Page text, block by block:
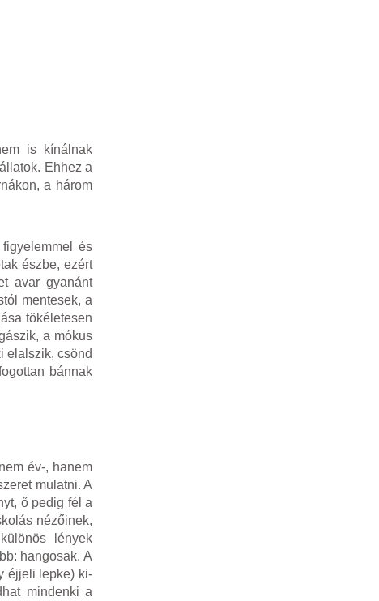
is kínálnak
Ehhez a
a három
és
észbe, ezért
avar gyanánt
mentesek, a
tökéletesen
a mókus
elalszik, csönd
bánnak
év-, hanem
mulatni. A
ő pedig fél a
nézőinek,
lények
hangosak. A
éjjeli lepke) ki-
mindenki a